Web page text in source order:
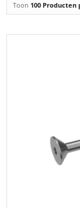
Toon 100 Producten